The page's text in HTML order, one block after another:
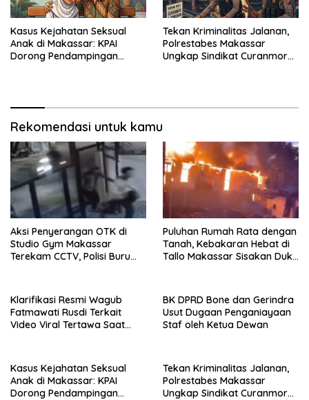
Kasus Kejahatan Seksual
Anak di Makassar: KPAI
Dorong Pendampingan
Tekan Kriminalitas Jalanan,
Polrestabes Makassar
Ungkap Sindikat Curanmor
Rekomendasi untuk kamu
Aksi Penyerangan OTK di
Studio Gym Makassar
Terekam CCTV, Polisi Buru
Puluhan Rumah Rata dengan
Tanah, Kebakaran Hebat di
Tallo Makassar Sisakan Duka
Klarifikasi Resmi Wagub
Fatmawati Rusdi Terkait
Video Viral Tertawa Saat
BK DPRD Bone dan Gerindra
Usut Dugaan Penganiayaan
Staf oleh Ketua Dewan
Kasus Kejahatan Seksual
Anak di Makassar: KPAI
Dorong Pendampingan
Tekan Kriminalitas Jalanan,
Polrestabes Makassar
Ungkap Sindikat Curanmor